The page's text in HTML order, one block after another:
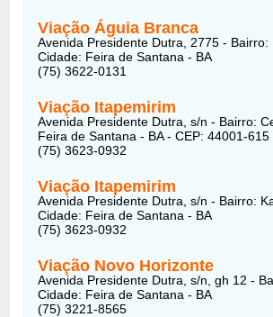
Viação Águia Branca
Avenida Presidente Dutra, 2775 - Bairro:
Cidade: Feira de Santana - BA
(75) 3622-0131
Viação Itapemirim
Avenida Presidente Dutra, s/n - Bairro:
Feira de Santana - BA - CEP: 44001-615
(75) 3623-0932
Viação Itapemirim
Avenida Presidente Dutra, s/n - Bairro:
Cidade: Feira de Santana - BA
(75) 3623-0932
Viação Novo Horizonte
Avenida Presidente Dutra, s/n, gh 12 -
Cidade: Feira de Santana - BA
(75) 3221-8565